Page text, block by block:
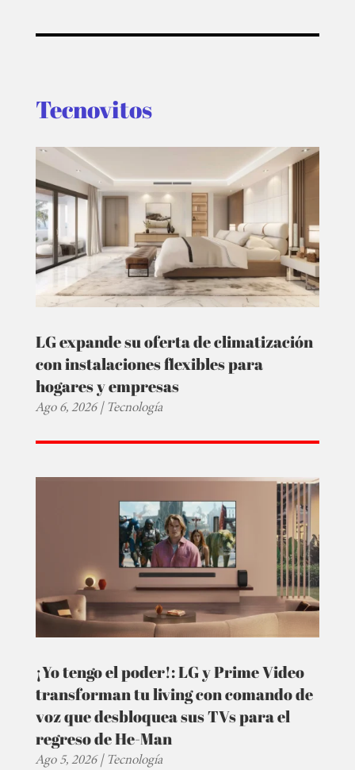
Tecnovitos
LG expande su oferta de climatización
con instalaciones flexibles para
hogares y empresas
Ago 6, 2026|Tecnología
¡Yo tengo el poder!: LG y Prime Video
transforman tu living con comando de
voz que desbloquea sus TVs para el
regreso de He-Man
Ago 5, 2026|Tecnología